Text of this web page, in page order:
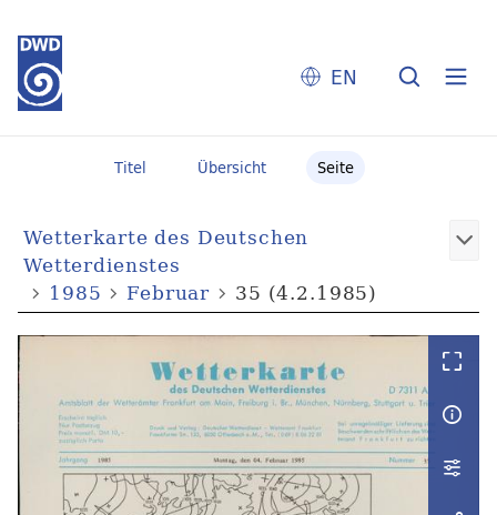
EN
Titel Übersicht Seite
Wetterkarte des Deutschen
Wetterdienstes
1985
Februar 35 (4.2.1985)